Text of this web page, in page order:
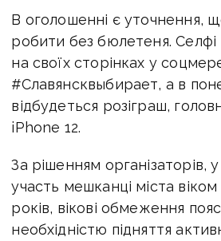
В оголошенні є уточнення,
робити без бюлетеня.
на своїх сторінках у
#Славянсквыбирает, а в
відбудеться розіграш,
iPhone 12.
За рішенням організаторів,
участь мешканці міста віком
років, вікові обмеження
необхідністю підняття